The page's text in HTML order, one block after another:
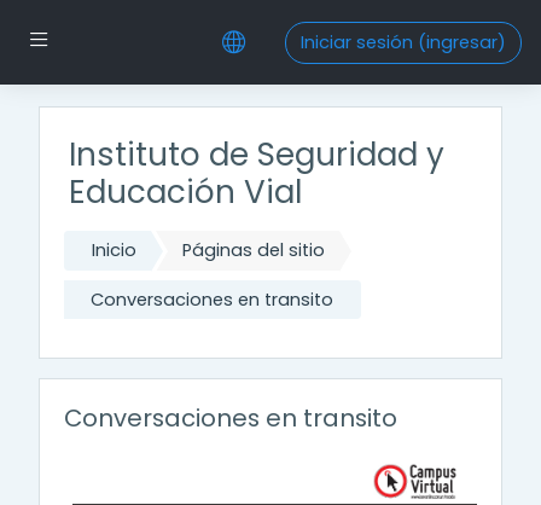
Pánel lateral Iniciar sesión (ingresar)
Instituto de Seguridad y
Educación Vial
Inicio Páginas del sitio
Conversaciones en transito
Conversaciones en transito